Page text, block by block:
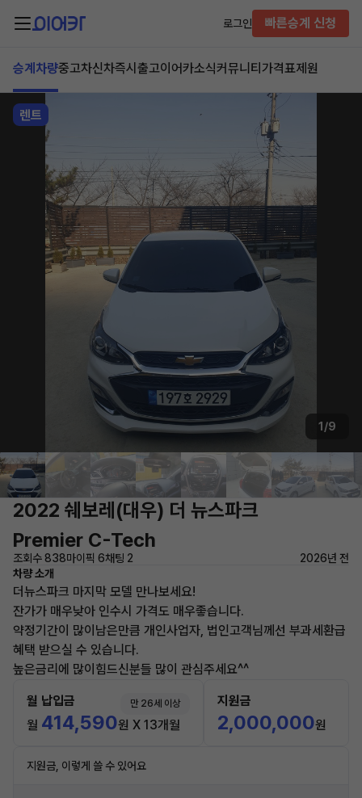
로그인 빠른승계 신청
승계차량중고차신차즉시출고이어카소식커뮤니티 가격표제원
렌트
1/9
2022 쉐보레(대우) 더 뉴스파크
Premier C-Tech
조회수 838마이픽 6채팅 2
2026년 전
차량 소개
더뉴스파크 마지막 모델 만나보세요!
잔가가 매우낮아 인수시 가격도 매우좋습니다.
약정기간이 많이남은만큼 개인사업자, 법인고객님께선 부과세환급
혜택 받으실 수 있습니다.
높은금리에 많이힘드신분들 많이 관심주세요^^
월 납입금 만 26세 이상
월 414,590원 X 13개월
지원금
2,000,000원
지원금, 이렇게 쓸 수 있어요